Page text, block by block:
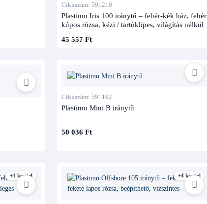
Cikkszám: 591210
Plastimo Iris 100 iránytű – fehér-kék ház, fehér
kúpos rózsa, kézi / tartóklipes, világítás nélkül
45 557 Ft
Cikkszám: 591192
Plastimo Mini B iránytű
50 036 Ft
+1 kivitel +4 kivitel